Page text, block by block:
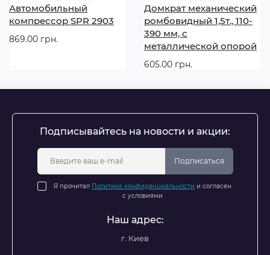
Автомобильный
компрессор SPR 2903
869.00 грн.
Домкрат механический
ромбовидный 1,5т., 110-
390 мм, с
металлической опорой
605.00 грн.
Подписывайтесь на новости и акции:
Подписаться
Я прочитал Политика конфиденциальности и согласен
с условиями
Наш адрес:
г. Киев